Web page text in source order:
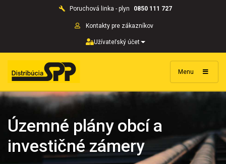
Poruchová linka - plyn 0850 111 727
Kontakty pre zákazníkov
Užívateľský účet
Menu
Územné plány obcí a
investičné zámery